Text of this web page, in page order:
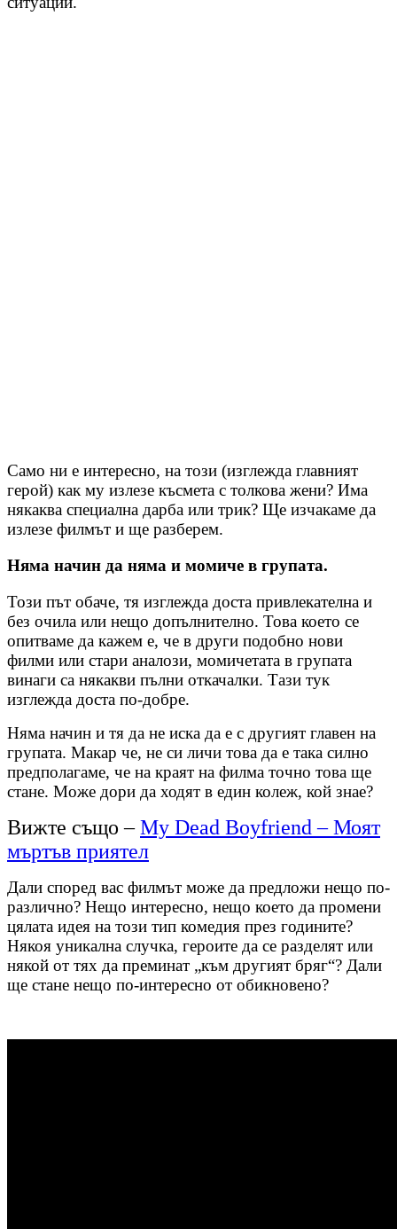
Само ни е интересно, на този (изглежда главният
герой) как му излезе късмета с толкова жени? Има
някаква специална дарба или трик? Ще изчакаме да
излезе филмът и ще разберем.
Няма начин да няма и момиче в групата.
Този път обаче, тя изглежда доста привлекателна и
без очила или нещо допълнително. Това което се
опитваме да кажем е, че в други подобно нови
филми или стари аналози, момичетата в групата
винаги са някакви пълни откачалки. Тази тук
изглежда доста по-добре.
Няма начин и тя да не иска да е с другият главен на
групата. Макар че, не си личи това да е така силно
предполагаме, че на краят на филма точно това ще
стане. Може дори да ходят в един колеж, кой знае?
Вижте също –My Dead Boyfriend – Моят
мъртъв приятел
Дали според вас филмът може да предложи нещо по-
различно? Нещо интересно, нещо което да промени
цялата идея на този тип комедия през годините?
Някоя уникална случка, героите да се разделят или
някой от тях да преминат „към другият бряг“? Дали
ще стане нещо по-интересно от обикновено?